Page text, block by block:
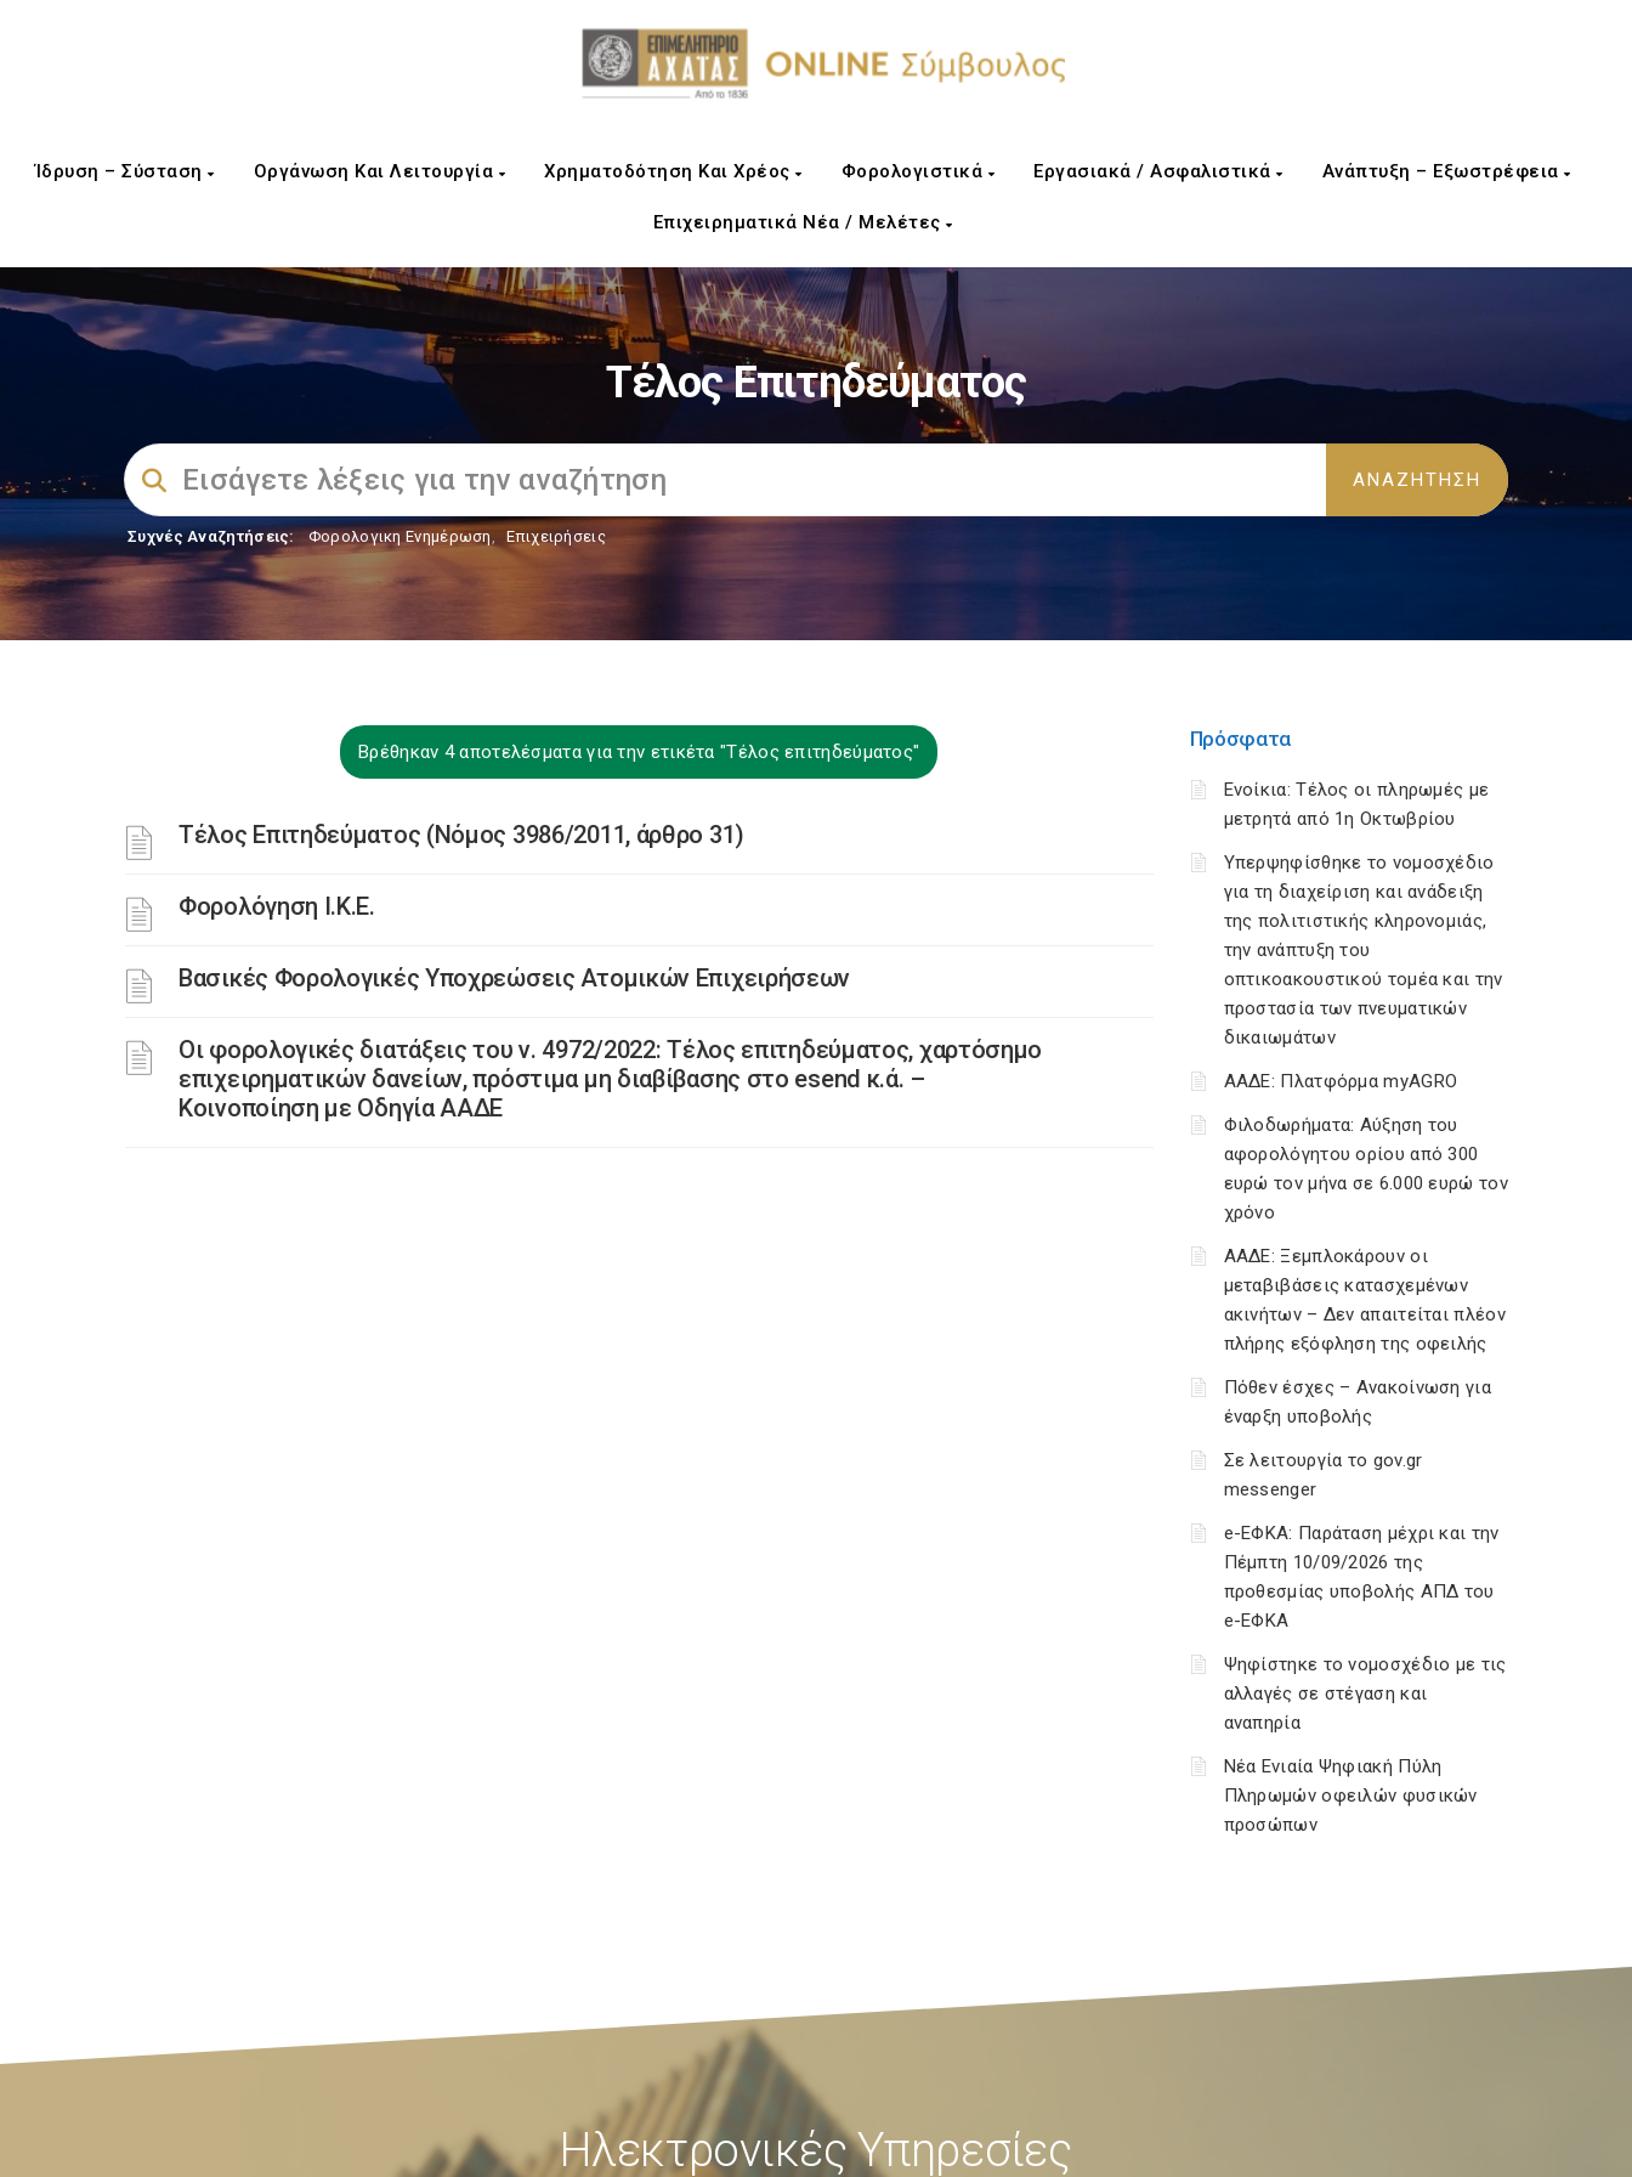
Ίδρυση – Σύσταση Οργάνωση Και Λειτουργία Χρηματοδότηση Και Χρέος Φορολογιστικά Εργασιακά / Ασφαλιστικά Ανάπτυξη – Εξωστρέφεια
Επιχειρηματικά Νέα / Μελέτες
Τέλος Επιτηδεύματος
Συχνές Αναζητήσεις: Φορολογικη Ενημέρωση, Επιχειρήσεις
Βρέθηκαν 4 αποτελέσματα για την ετικέτα "Τέλος επιτηδεύματος"
Τέλος Επιτηδεύματος (Νόμος 3986/2011, άρθρο 31)
Φορολόγηση Ι.Κ.Ε.
Βασικές Φορολογικές Υποχρεώσεις Ατομικών Επιχειρήσεων
Οι φορολογικές διατάξεις του ν. 4972/2022: Τέλος επιτηδεύματος, χαρτόσημο
επιχειρηματικών δανείων, πρόστιμα μη διαβίβασης στο esend κ.ά. –
Κοινοποίηση με Οδηγία ΑΑΔΕ
Πρόσφατα
Ενοίκια: Τέλος οι πληρωμές με
μετρητά από 1η Οκτωβρίου
Υπερψηφίσθηκε το νομοσχέδιο
για τη διαχείριση και ανάδειξη
της πολιτιστικής κληρονομιάς,
την ανάπτυξη του
οπτικοακουστικού τομέα και την
προστασία των πνευματικών
δικαιωμάτων
ΑΑΔΕ: Πλατφόρμα myAGRO
Φιλοδωρήματα: Αύξηση του
αφορολόγητου ορίου από 300
ευρώ τον μήνα σε 6.000 ευρώ τον
χρόνο
ΑΑΔΕ: Ξεμπλοκάρουν οι
μεταβιβάσεις κατασχεμένων
ακινήτων – Δεν απαιτείται πλέον
πλήρης εξόφληση της οφειλής
Πόθεν έσχες – Ανακοίνωση για
έναρξη υποβολής
Σε λειτουργία το gov.gr
messenger
e-ΕΦΚΑ: Παράταση μέχρι και την
Πέμπτη 10/09/2026 της
προθεσμίας υποβολής ΑΠΔ του
e-ΕΦΚΑ
Ψηφίστηκε το νομοσχέδιο με τις
αλλαγές σε στέγαση και
αναπηρία
Νέα Ενιαία Ψηφιακή Πύλη
Πληρωμών οφειλών φυσικών
προσώπων
Ηλεκτρονικές Υπηρεσίες